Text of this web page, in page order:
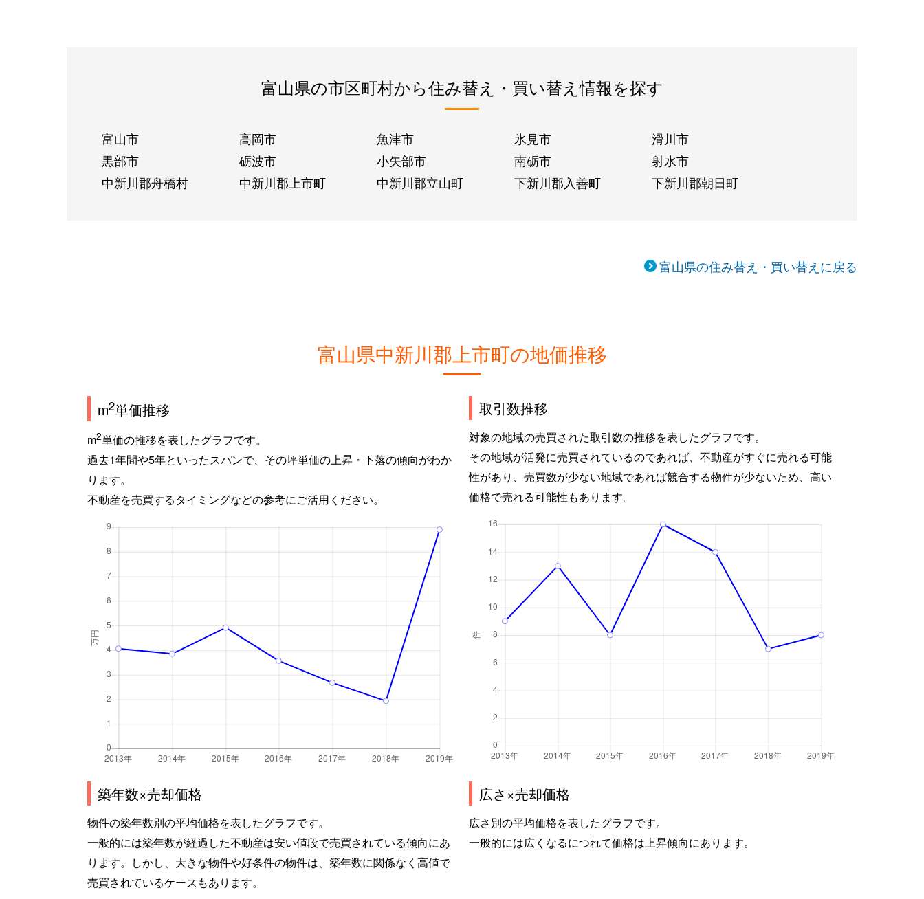
富山県の市区町村から住み替え・買い替え情報を探す
富山市 高岡市 魚津市 氷見市
滑川市
黒部市
砺波市 小矢部市 南砺市
射水市
中新川郡舟橋村
中新川郡上市町 中新川郡立山町 下新川郡入善町 下新川郡朝日町
富山県の住み替え・買い替えに戻る
富山県中新川郡上市町の地価推移
m2単価推移
m2単価の推移を表したグラフです。
過去1年間や5年といったスパンで、その坪単価の上昇・下落の傾向がわか
ります。
不動産を売買するタイミングなどの参考にご活用ください。
取引数推移
対象の地域の売買された取引数の推移を表したグラフです。
その地域が活発に売買されているのであれば、不動産がすぐに売れる可能
性があり、売買数が少ない地域であれば競合する物件が少ないため、高い
価格で売れる可能性もあります。
築年数×売却価格
物件の築年数別の平均価格を表したグラフです。
一般的には築年数が経過した不動産は安い値段で売買されている傾向にあ
ります。しかし、大きな物件や好条件の物件は、築年数に関係なく高値で
売買されているケースもあります。
広さ×売却価格
広さ別の平均価格を表したグラフです。
一般的には広くなるにつれて価格は上昇傾向にあります。